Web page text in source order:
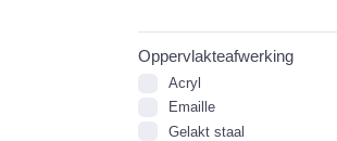
Oppervlakteafwerking
Acryl
Emaille
Gelakt staal